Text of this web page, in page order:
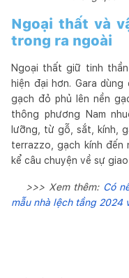
Ngoại thất và
trong ra ngoài
Ngoại thất giữ tinh
hiện đại hơn. Gara
gạch đỏ phủ lên nền
thông phương Nam
lưỡng, từ gỗ, sắt, kính,
terrazzo, gạch kính
kể câu chuyện về sự
>>> Xem thêm: Có
mẫu nhà lệch tầng 2024